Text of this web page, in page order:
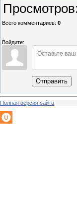
Просмотров:
Всего комментариев: 0
Войдите:
Отправить
Полная версия сайта